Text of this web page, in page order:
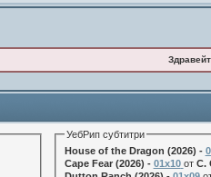
УебРип субтитри
House of the Dragon (2026) -
Cape Fear (2026) - 01x10 от С.